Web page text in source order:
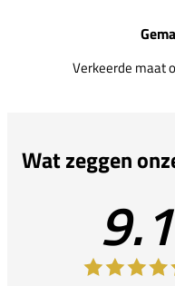
Verkeerde maat
Wat zeggen
9.1